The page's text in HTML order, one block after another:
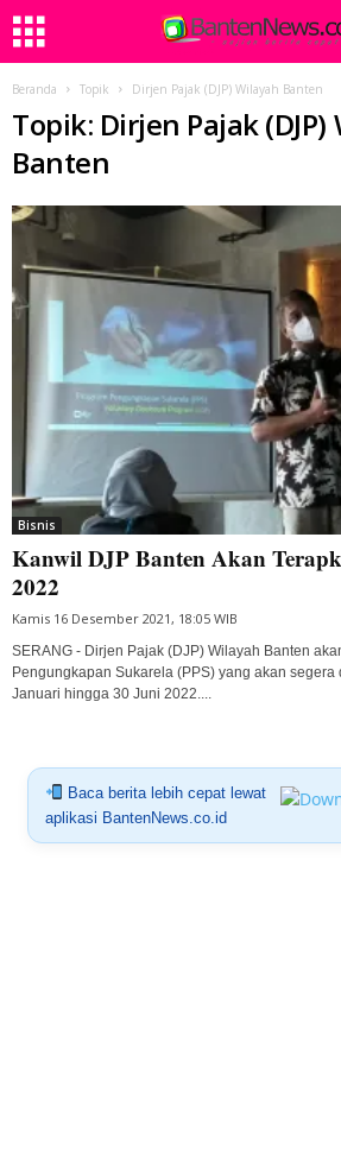
Beranda Topik Dirjen Pajak (DJP) Wilayah Banten
Topik: Dirjen Pajak (DJP)
Banten
Bisnis
Kanwil DJP Banten Akan
2022
Kamis 16 Desember 2021, 18:05 WIB
SERANG - Dirjen Pajak (DJP) Wilayah Banten
Pengungkapan Sukarela (PPS) yang akan segera
Januari hingga 30 Juni 2022....
Baca berita lebih cepat lewat
aplikasi BantenNews.co.id